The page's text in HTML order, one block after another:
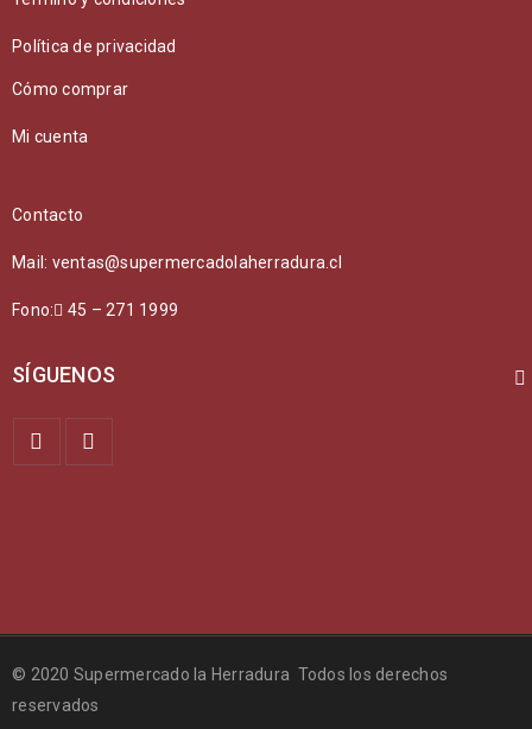
Política de privacidad
Cómo comprar
Mi cuenta
Contacto
Mail: ventas@supermercadolaherradura.cl
Fono: 45 – 271 1999
SÍGUENOS
© 2020 Supermercado la Herradura Todos los derechos
reservados